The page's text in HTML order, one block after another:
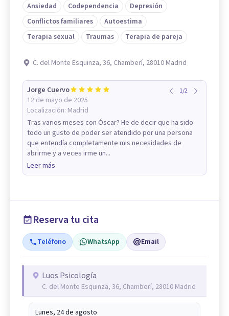
Ansiedad Codependencia
Depresión
Conflictos familiares
Autoestima
Terapia sexual
Traumas Terapia de pareja
C. del Monte Esquinza, 36, Chamberí, 28010 Madrid
Jorge Cuervo
12 de mayo de 2025
Localización: Madrid
1/2
Tras varios meses con Óscar? He de decir que ha sido
todo un gusto de poder ser atendido por una persona
que entendía completamente mis necesidades de
abrirme y a veces irme un...
Leer más
Reserva tu cita
Teléfono WhatsApp Email
Luos Psicología
C. del Monte Esquinza, 36, Chamberí, 28010 Madrid
Lunes, 24 de agosto